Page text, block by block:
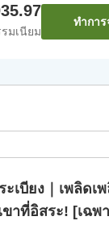
มเนียม
ทำการ
เบียง｜เพลิดเ
าที่อิสระ! [เฉพ